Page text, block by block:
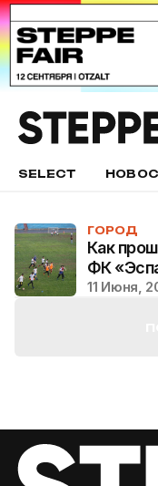
SELECT
ГОРОД
Как
ФК
11 Июня,